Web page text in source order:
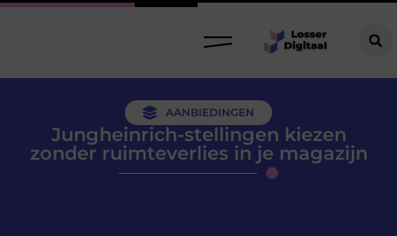
AANBIEDINGEN
Jungheinrich-stellingen kiezen
zonder ruimteverlies in je magazijn